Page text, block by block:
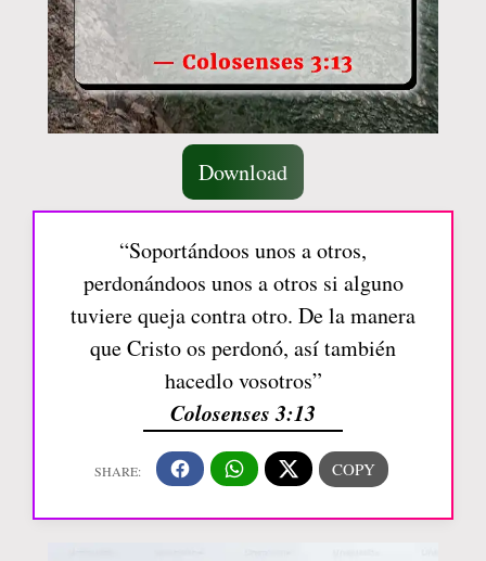
Download
“Soportándoos unos a otros,
perdonándoos unos a otros si alguno
tuviere queja contra otro. De la manera
que Cristo os perdonó, así también
hacedlo vosotros”
Colosenses 3:13